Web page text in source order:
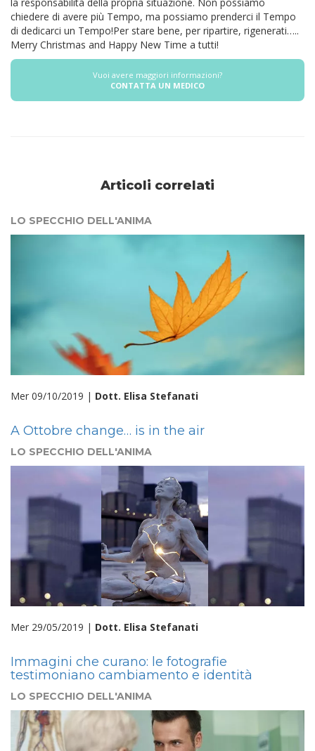
chiedere di avere più Tempo, ma possiamo prenderci il Tempo
di dedicarci un Tempo!Per stare bene, per ripartire, rigenerati…..
Merry Christmas and Happy New Time a tutti!
Vuoi avere maggiori informazioni?
CONTATTA UN MEDICO
Articoli correlati
LO SPECCHIO DELL'ANIMA
Mer 09/10/2019 | Dott. Elisa Stefanati
A Ottobre change… is in the air
LO SPECCHIO DELL'ANIMA
Mer 29/05/2019 | Dott. Elisa Stefanati
Immagini che curano: le fotografie
testimoniano cambiamento e identità
LO SPECCHIO DELL'ANIMA